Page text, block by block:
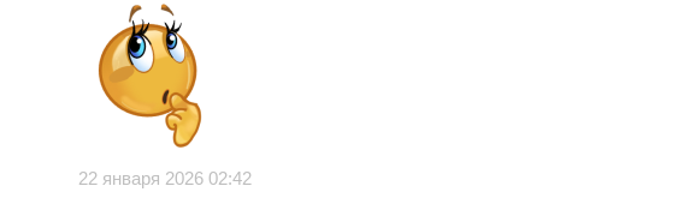
22 января 2026 02:42